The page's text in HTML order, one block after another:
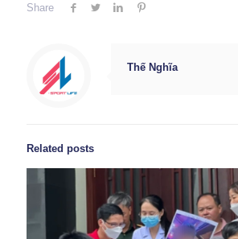
Share
Thế Nghĩa
Related posts